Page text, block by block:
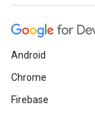
Android
Chrome
Firebase